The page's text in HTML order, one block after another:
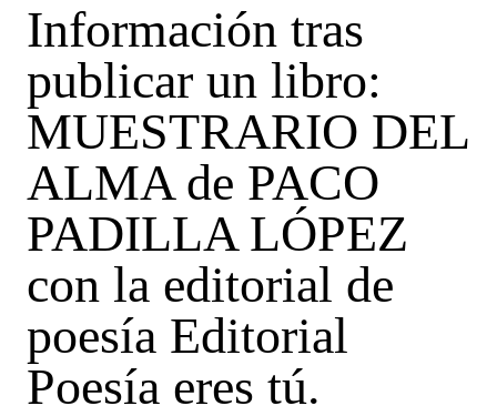
Información tras
publicar un libro:
MUESTRARIO DEL
ALMA de PACO
PADILLA LÓPEZ
con la editorial de
poesía Editorial
Poesía eres tú.